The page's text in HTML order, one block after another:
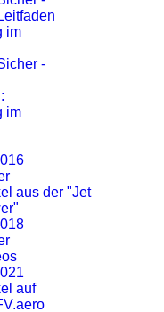
im
-
im
aus der "Jet
auf